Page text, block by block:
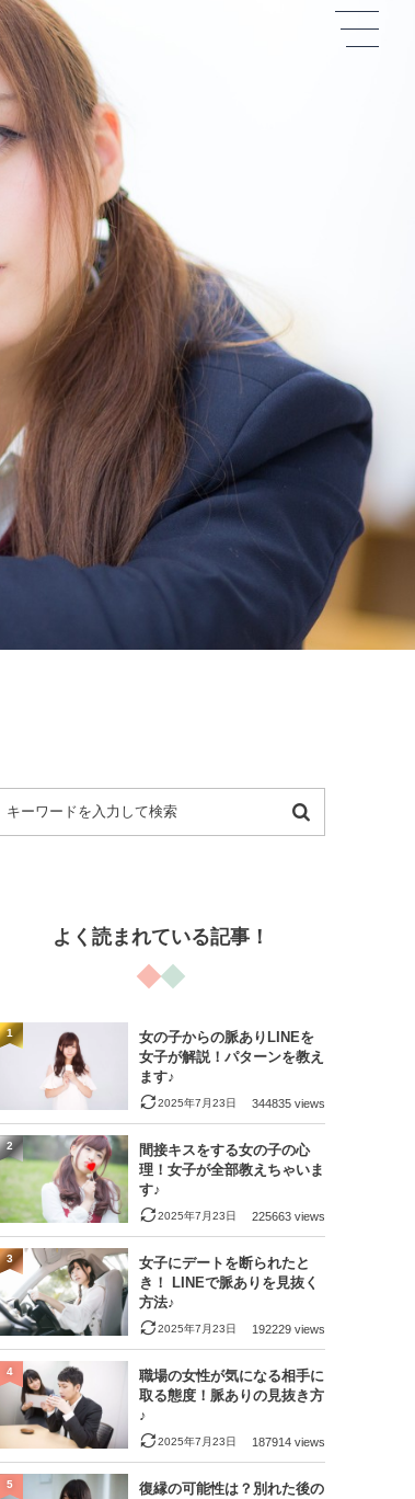
よく読まれている記事！
女の子からの脈ありLINEを
女子が解説！パターンを教え
ます♪
2025年7月23日 344835 views
1
間接キスをする女の子の心
理！女子が全部教えちゃいま
す♪
2025年7月23日 225663 views
2
女子にデートを断られたと
き！ LINEで脈ありを見抜く
方法♪
2025年7月23日 192229 views
3
職場の女性が気になる相手に
取る態度！脈ありの見抜き方
♪
2025年7月23日 187914 views
4
復縁の可能性は？別れた後の
5